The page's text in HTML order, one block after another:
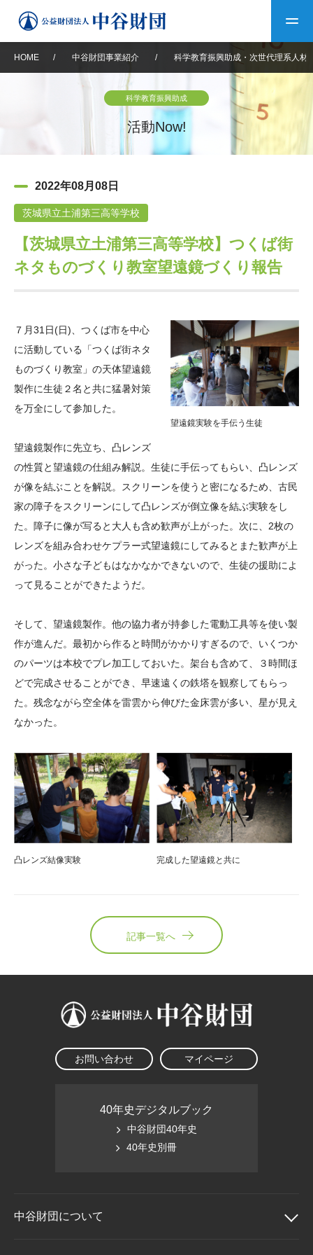
中谷財団について
設立趣意書
沿革 40年史デジタルブック
中谷財団40年史
役員・評議員 公開情報
年報一覧 中谷財団レポート
中谷財団事業紹介
神戸賞 長期大型研究助成
大学院生奨学金
国際学生交流プログラ
科学教育振興助成・
次世代理系人材育成プ
中谷財団動画紹介
その他情報
アクセス よくあるご質問
サイトマップ 中谷財団アーカイブ
日本語 English マイページ
HOME / 中谷財団事業紹介 / 科学教育振興助成・次世代理系人材
科学教育振興助成
活動Now!
2022年08月08日
茨城県立土浦第三高等学校
【茨城県立土浦第三高等学校】つくば街
ネタものづくり教室望遠鏡づくり報告
望遠鏡実験を手伝う生徒
７月31日(日)、つくば市を中心
に活動している「つくば街ネタ
ものづくり教室」の天体望遠鏡
製作に生徒２名と共に猛暑対策
を万全にして参加した。
望遠鏡製作に先立ち、凸レンズ
の性質と望遠鏡の仕組み解説。生徒に手伝ってもらい、凸レンズ
が像を結ぶことを解説。スクリーンを使うと密になるため、古民
家の障子をスクリーンにして凸レンズが倒立像を結ぶ実験をし
た。障子に像が写ると大人も含め歓声が上がった。次に、2枚の
レンズを組み合わせケプラー式望遠鏡にしてみるとまた歓声が上
がった。小さな子どもはなかなかできないので、生徒の援助によ
って見ることができたようだ。
そして、望遠鏡製作。他の協力者が持参した電動工具等を使い製
作が進んだ。最初から作ると時間がかかりすぎるので、いくつか
のパーツは本校でプレ加工しておいた。架台も含めて、３時間ほ
どで完成させることができ、早速遠くの鉄塔を観察してもらっ
た。残念ながら空全体を雷雲から伸びた金床雲が多い、星が見え
なかった。
凸レンズ結像実験 完成した望遠鏡と共に
記事一覧へ
お問い合わせ マイページ
40年史デジタルブック
中谷財団40年史
40年史別冊
中谷財団について